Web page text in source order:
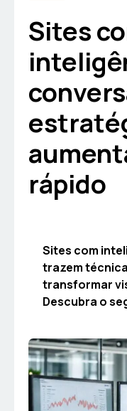
Sites
rápido
Sites com
trazem
transformar
Descubra o